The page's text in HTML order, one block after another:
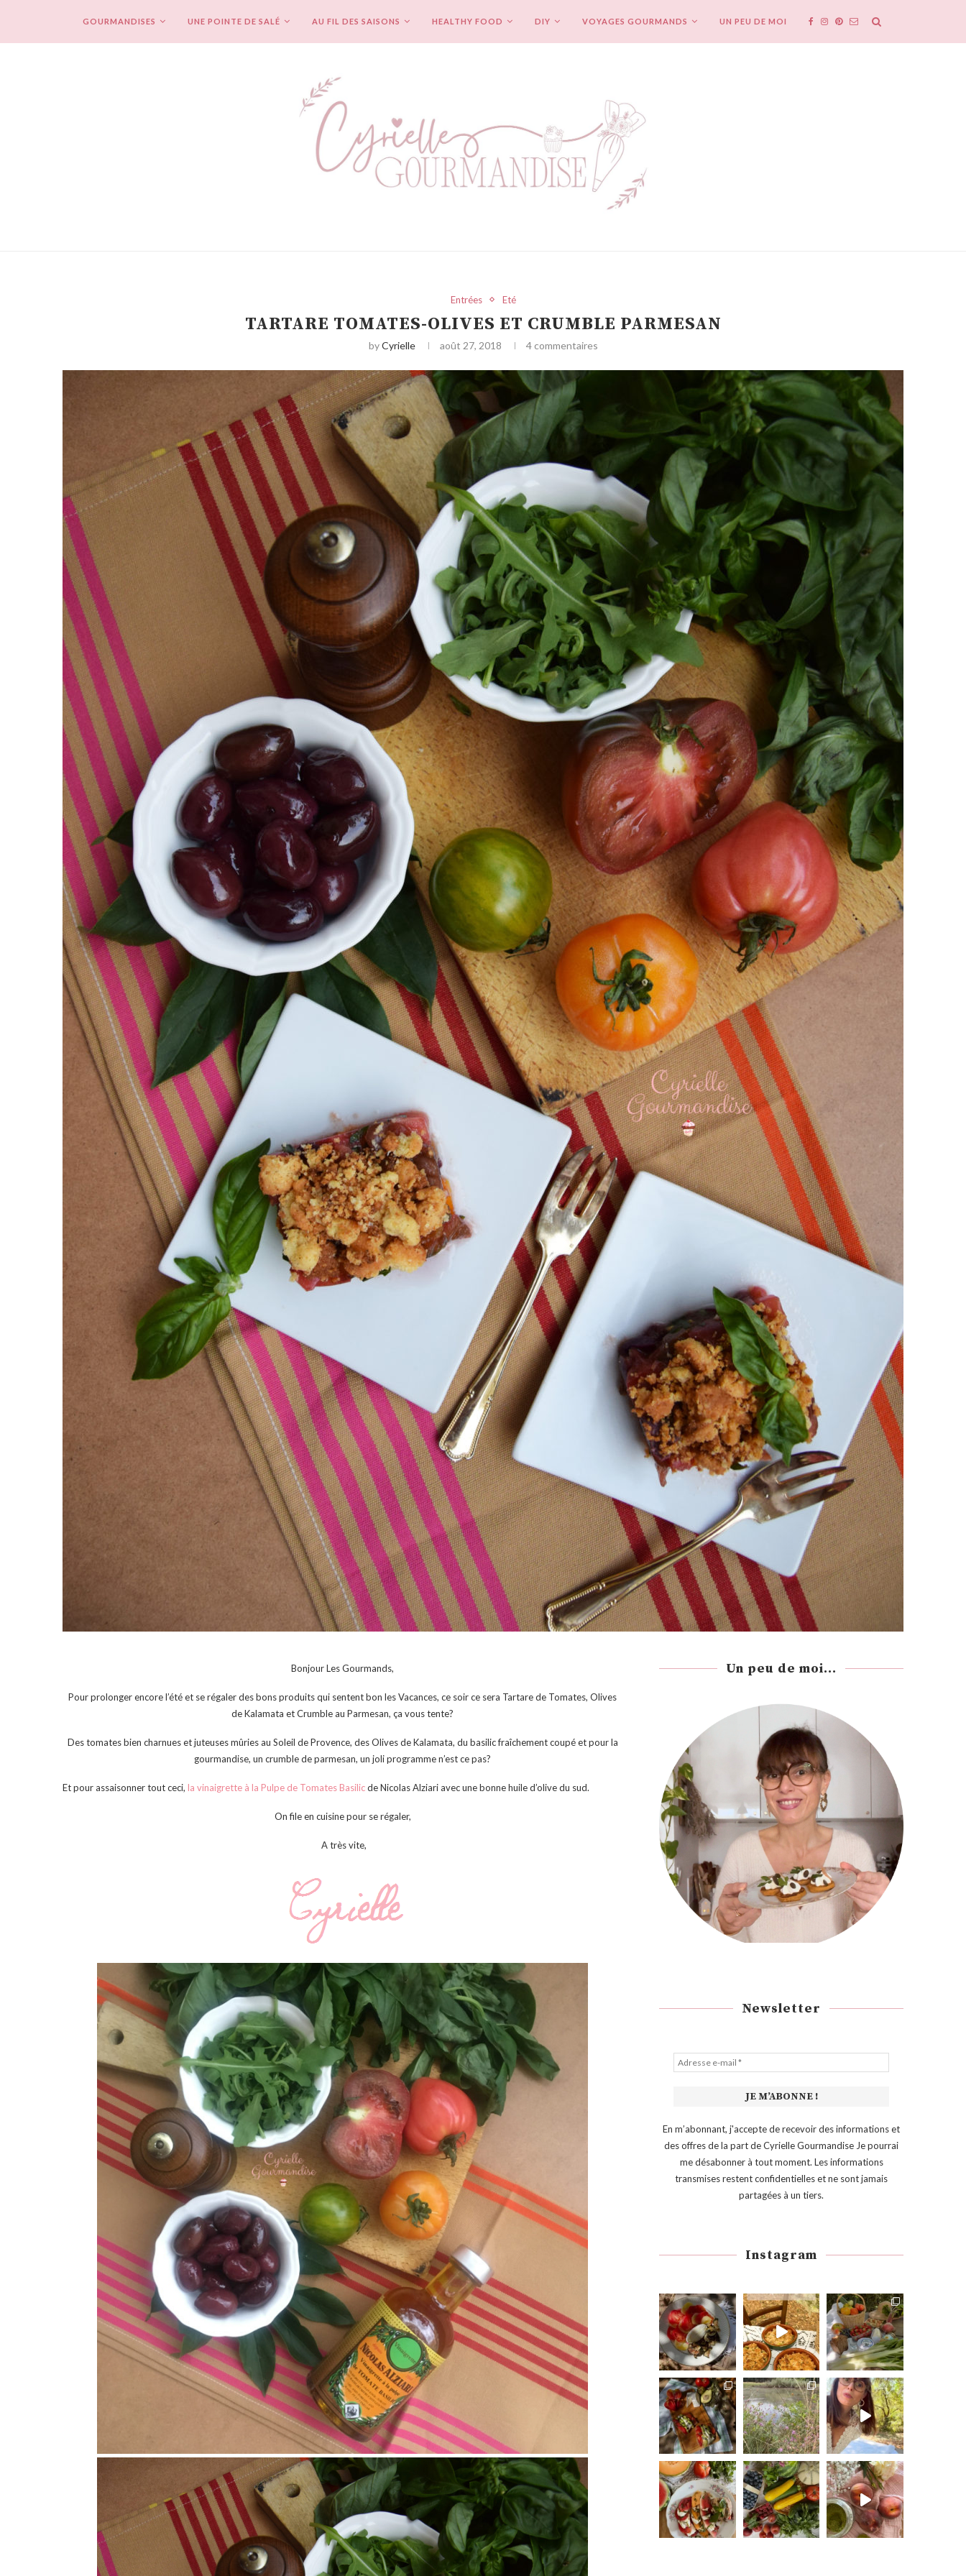
GOURMANDISES UNE POINTE DE SALÉ AU FIL DES SAISONS HEALTHY FOOD DIY VOYAGES GOURMANDS UN PEU DE MOI
Entrées Eté
TARTARE TOMATES-OLIVES ET CRUMBLE PARMESAN
byCyrielle août 27, 2018 4 commentaires
Bonjour Les Gourmands,
Pour prolonger encore l’été et se régaler des bons produits qui sentent bon les Vacances, ce soir ce sera Tartare de Tomates, Olives
de Kalamata et Crumble au Parmesan, ça vous tente?
Des tomates bien charnues et juteuses mûries au Soleil de Provence, des Olives de Kalamata, du basilic fraîchement coupé et pour la
gourmandise, un crumble de parmesan, un joli programme n’est ce pas?
Et pour assaisonner tout ceci, la vinaigrette à la Pulpe de Tomates Basilicde Nicolas Alziari avec une bonne huile d’olive du sud.
On file en cuisine pour se régaler,
A très vite,
Un peu de moi...
Newsletter
En m’abonnant, j'accepte de recevoir des informations et
des offres de la part de Cyrielle Gourmandise Je pourrai
me désabonner à tout moment. Les informations
transmises restent confidentielles et ne sont jamais
partagées à un tiers.
Instagram